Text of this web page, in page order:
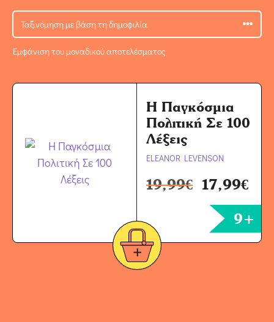
Εμφάνιση του μοναδικού αποτελέσματος
Η Παγκόσμια
Πολιτική Σε 100
Λέξεις
ELEANOR LEVENSON
19,99€ 17,99€
9+